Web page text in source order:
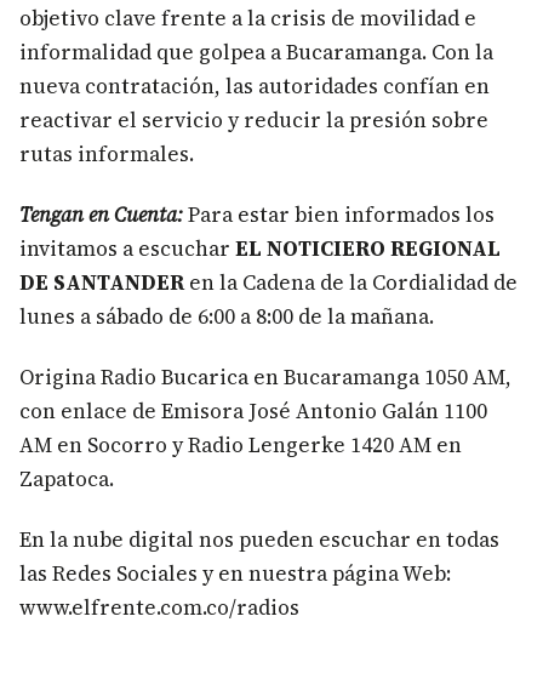
objetivo clave frente a la crisis de movilidad e
informalidad que golpea a Bucaramanga. Con la
nueva contratación, las autoridades confían en
reactivar el servicio y reducir la presión sobre
rutas informales.
Tengan en Cuenta:Para estar bien informados los
invitamos a escuchar EL NOTICIERO REGIONAL
DE SANTANDERen la Cadena de la Cordialidad de
lunes a sábado de 6:00 a 8:00 de la mañana.
Origina Radio Bucarica en Bucaramanga 1050 AM,
con enlace de Emisora José Antonio Galán 1100
AM en Socorro y Radio Lengerke 1420 AM en
Zapatoca.
En la nube digital nos pueden escuchar en todas
las Redes Sociales y en nuestra página Web:
www.elfrente.com.co/radios